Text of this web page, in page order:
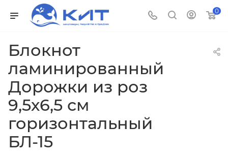
0
Блокнот
ламинированный
Дорожки из роз
9,5х6,5 см
горизонтальный
БЛ-15